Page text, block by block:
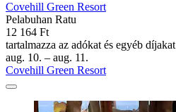
Covehill Green Resort
Pelabuhan Ratu
12 164 Ft
tartalmazza az adókat és egyéb díjakat
aug. 10. – aug. 11.
Covehill Green Resort